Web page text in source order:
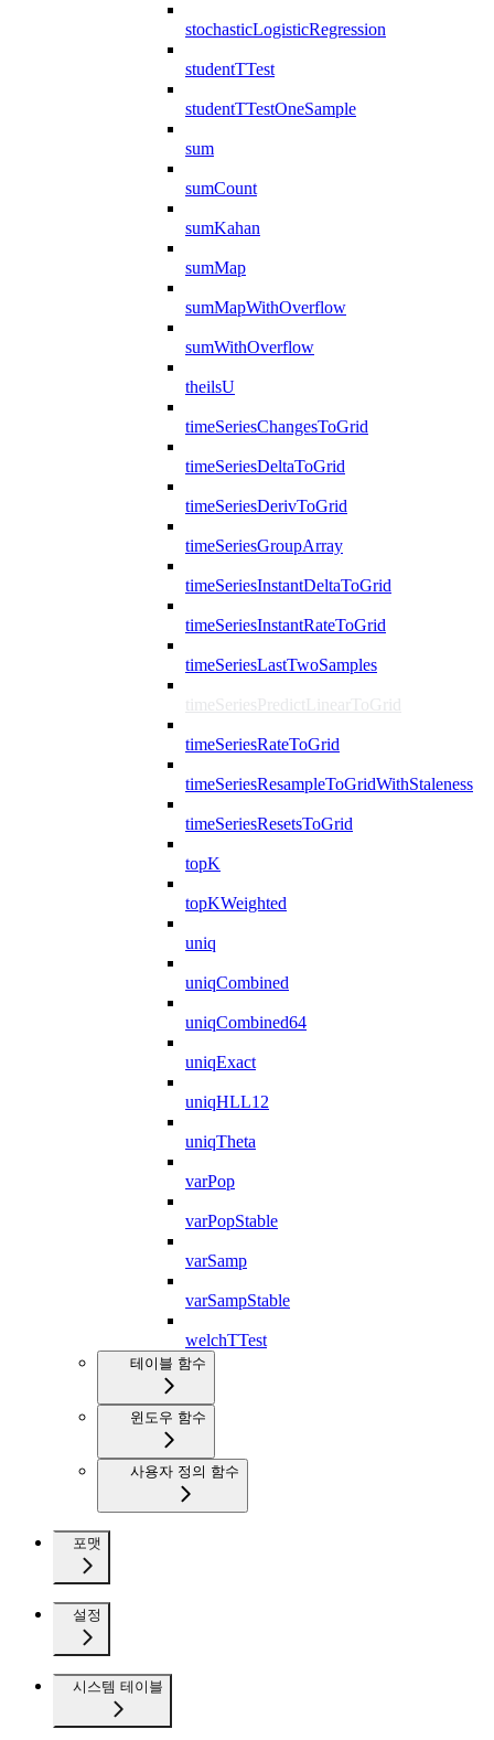
stochasticLogisticRegression
studentTTest
studentTTestOneSample
sum
sumCount
sumKahan
sumMap
sumMapWithOverflow
sumWithOverflow
theilsU
timeSeriesChangesToGrid
timeSeriesDeltaToGrid
timeSeriesDerivToGrid
timeSeriesGroupArray
timeSeriesInstantDeltaToGrid
timeSeriesInstantRateToGrid
timeSeriesLastTwoSamples
timeSeriesPredictLinearToGrid
timeSeriesRateToGrid
timeSeriesResampleToGridWithStaleness
timeSeriesResetsToGrid
topK
topKWeighted
uniq
uniqCombined
uniqCombined64
uniqExact
uniqHLL12
uniqTheta
varPop
varPopStable
varSamp
varSampStable
welchTTest
테이블 함수
윈도우 함수
사용자 정의 함수
포맷
설정
시스템 테이블